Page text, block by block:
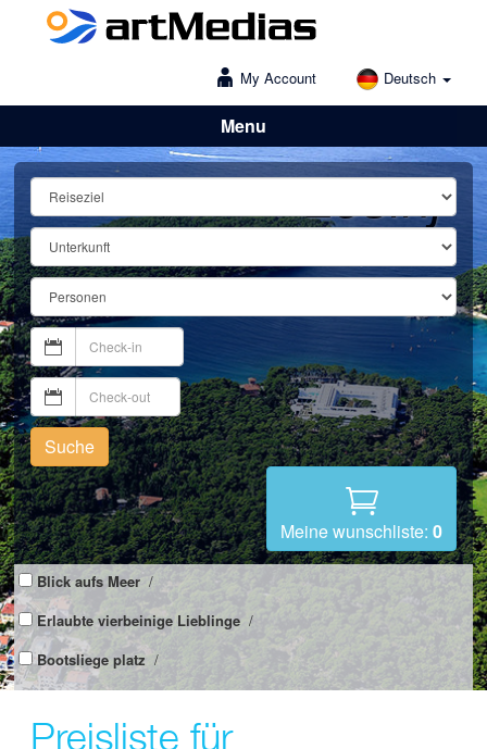
My Account Deutsch
Menu
Lošinj
Suche
Meine wunschliste: 0
Blick aufs Meer /
Erlaubte vierbeinige Lieblinge /
Bootsliege platz/
Preisliste für